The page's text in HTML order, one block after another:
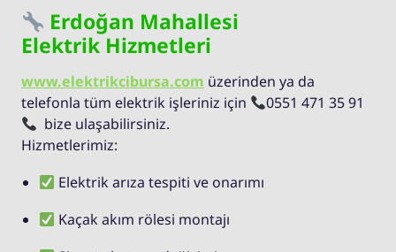
Erdoğan Mahallesi
Elektrik Hizmetleri
www.elektrikcibursa.com üzerinden ya da
telefonla tüm elektrik işleriniz için
0551 471 35 91
bize ulaşabilirsiniz.
Hizmetlerimiz:
Elektrik arıza tespiti ve onarımı
Kaçak akım rölesi montajı